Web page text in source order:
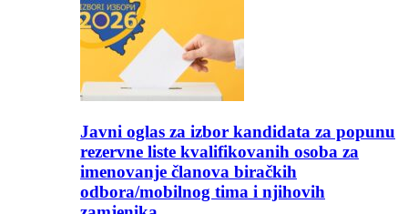
Javni oglas za izbor kandidata za popunu
rezervne liste kvalifikovanih osoba za
imenovanje članova biračkih
odbora/mobilnog tima i njihovih